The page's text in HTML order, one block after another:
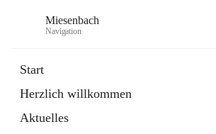
Miesenbach
Navigation
Start
Herzlich willkommen
Aktuelles
Externe Webseite
in